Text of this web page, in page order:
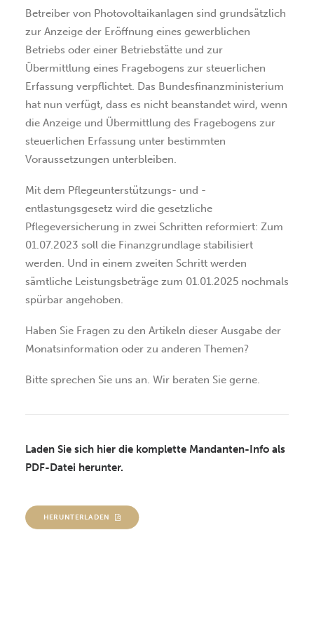
Betreiber von Photovoltaikanlagen sind grundsätzlich
zur Anzeige der Eröffnung eines gewerblichen
Betriebs oder einer Betriebstätte und zur
Übermittlung eines Fragebogens zur steuerlichen
Erfassung verpflichtet. Das Bundesfinanzministerium
hat nun verfügt, dass es nicht beanstandet wird, wenn
die Anzeige und Übermittlung des Fragebogens zur
steuerlichen Erfassung unter bestimmten
Voraussetzungen unterbleiben.
Mit dem Pflegeunterstützungs- und -
entlastungsgesetz wird die gesetzliche
Pflegeversicherung in zwei Schritten reformiert: Zum
01.07.2023 soll die Finanzgrundlage stabilisiert
werden. Und in einem zweiten Schritt werden
sämtliche Leistungsbeträge zum 01.01.2025 nochmals
spürbar angehoben.
Haben Sie Fragen zu den Artikeln dieser Ausgabe der
Monatsinformation oder zu anderen Themen?
Bitte sprechen Sie uns an. Wir beraten Sie gerne.
Laden Sie sich hier die komplette Mandanten-Info als
PDF-Datei herunter.
HERUNTERLADEN